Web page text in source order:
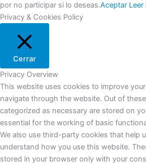
por no participar si lo deseas.Aceptar Leer
Privacy & Cookies Policy
Cerrar
Privacy Overview
This website uses cookies to improve
navigate through the website. Out of
categorized as necessary are stored on
essential for the working of basic
We also use third-party cookies that help
understand how you use this website.
stored in your browser only with your